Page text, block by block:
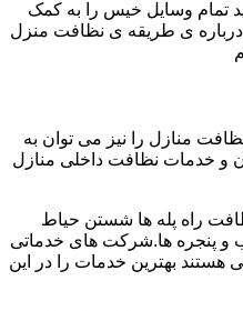
تمام وسایل خیس را به کمک
درباره ی طریقه ی نظافت منزل
منازل را نیز می توان به
خدمات نظافت داخلی منازل
راه پله ها شستن حیاط
و پنجره ها.شرکت های خدماتی
هستند بهترین خدمات را در این